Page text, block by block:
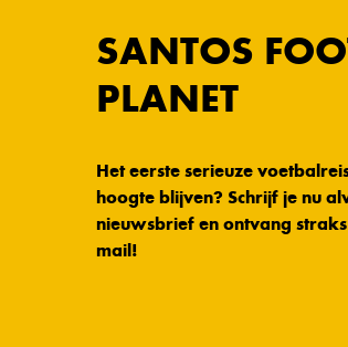
SANTOS
PLANET
Het eerste serieuze
hoogte blijven? Schrijf je nu
nieuwsbrief en ontvang
mail!